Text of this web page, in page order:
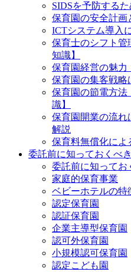
SIDSを予防する
保育園の安全計画
ICTシステム導入
保育士のシフト管
知識】
保育園経営の魅力
保育園の集客戦略
保育園の節電方法
識】
保育園開業の流れ
解説
保育料無償化によ
委託前に知っておくべ
委託前に知ってお
家庭的保育事業
ベビーホテルの特
認定保育園
認証保育園
企業主導型保育園
認可外保育園
小規模認可保育園
認定こども園